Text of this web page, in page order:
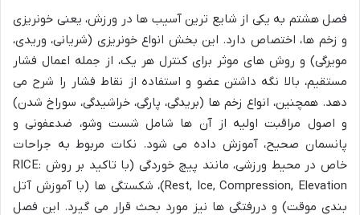
فصل هشتم به یکی از شایع ترین آسیب ها در ورزش، یعنی خونریزی
و زخم ها، اختصاص دارد. این بخش انواع خونریزی (شریانی، وریدی،
مویرگی) و روش های موثر برای کنترل هر یک، از جمله اعمال فشار
مستقیم، بالا نگه داشتن عضو و استفاده از نقاط فشار را شرح می
دهد. همچنین، انواع زخم ها (بریدگی، پارگی، خراشیدگی، سوراخ شدن)
و اصول مراقبت اولیه از آن ها شامل شست وشو، ضدعفونی و
پانسمان صحیح، آموزش داده می شود. نکات مربوط به جراحات
خاص در محیط ورزشی، مانند پیچ خوردگی (با تاکید بر روش RICE:
Rest, Ice, Compression, Elevation)، شکستگی ها (با آموزش آتل
بندی موقت) و دررفتگی ها نیز مورد بحث قرار می گیرد. این فصل